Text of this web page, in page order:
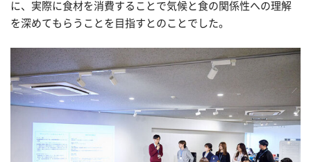
に、実際に食材を消費することで気候と食の関係性への理解
を深めてもらうことを目指すとのことでした。